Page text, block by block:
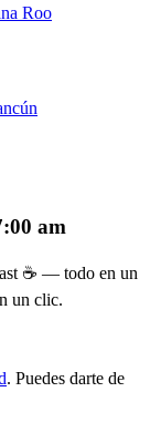
Roo
am
☕ — todo en un
un clic.
. Puedes darte de